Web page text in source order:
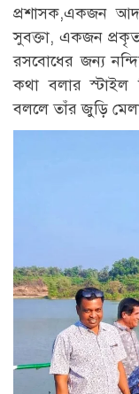
প্রশাসক,একজন
সুবক্তা, একজন প্রকৃত
রসবোধের জন্য
কথা বলার স্টাইল
বললে তাঁর জুড়ি